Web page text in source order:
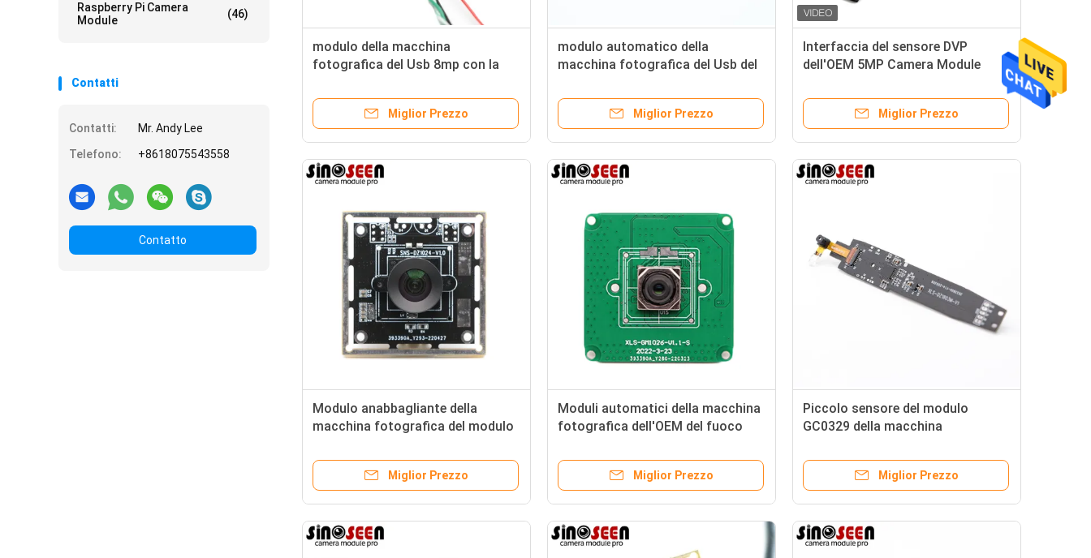
Raspberry Pi Camera
Module
(46)
Contatti
Contatti:
Mr. Andy Lee
Telefono:
+8618075543558
Contatto
modulo della macchina
fotografica del Usb 8mp con la
del LED
Miglior Prezzo
modulo automatico della
macchina fotografica del Usb del
imx179 della macchina
fotografica dell'OEM
Miglior Prezzo
Interfaccia del sensore DVP
dell'OEM 5MP Camera Module
ricerca di codice
Miglior Prezzo
Modulo anabbagliante della
macchina fotografica del modulo
sicurezza di 4MP GC4653
Miglior Prezzo
Moduli automatici della macchina
fotografica dell'OEM del fuoco
macchina fotografica di
fucilazione
Miglior Prezzo
Piccolo sensore del modulo
GC0329 della macchina
penna della lettura di istruzione
Miglior Prezzo